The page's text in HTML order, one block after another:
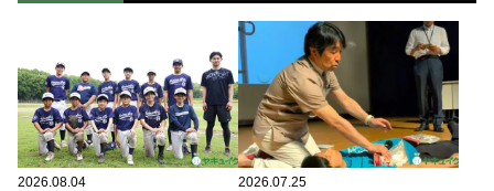
2026.08.04 2026.07.25